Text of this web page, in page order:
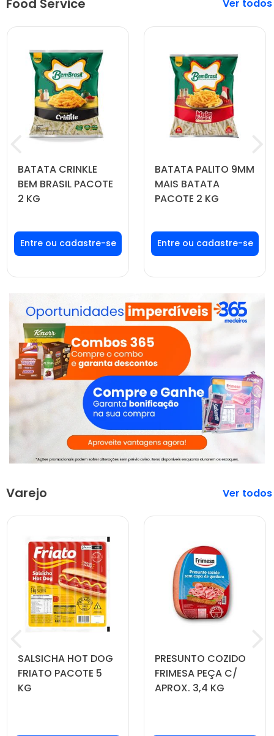
Food Service
BATATA CRINKLE
BEM BRASIL PACOTE
2 KG
Faça seu login ou
cadastre-se para
ver preços e
BATATA PALITO 9MM
MAIS BATATA
PACOTE 2 KG
Faça seu login ou
cadastre-se para
ver preços e
Varejo
SALSICHA HOT DOG
FRIATO PACOTE 5
KG
PRESUNTO COZIDO
FRIMESA PEÇA C/
APROX. 3,4 KG